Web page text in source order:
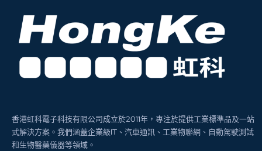
香港虹科電子科技有限公司成立於2011年，專注於提供工業標準品及一站
式解決方案。我們涵蓋企業級IT、汽車通訊、工業物聯網、自動駕駛測試
和生物醫藥儀器等領域。